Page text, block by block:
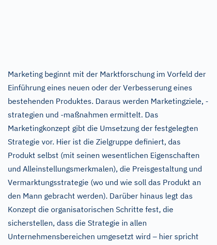
Marketing beginnt mit der Marktforschung im Vorfeld der
Einführung eines neuen oder der Verbesserung eines
bestehenden Produktes. Daraus werden Marketingziele, -
strategien und -maßnahmen ermittelt. Das
Marketingkonzept gibt die Umsetzung der festgelegten
Strategie vor. Hier ist die Zielgruppe definiert, das
Produkt selbst (mit seinen wesentlichen Eigenschaften
und Alleinstellungsmerkmalen), die Preisgestaltung und
Vermarktungsstrategie (wo und wie soll das Produkt an
den Mann gebracht werden). Darüber hinaus legt das
Konzept die organisatorischen Schritte fest, die
sicherstellen, dass die Strategie in allen
Unternehmensbereichen umgesetzt wird – hier spricht